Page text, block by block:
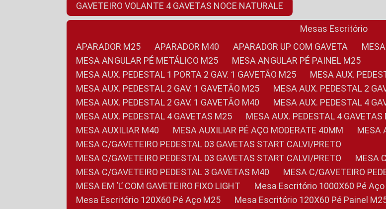
GAVETEIRO VOLANTE 4 GAVETAS NOCE NATURALE
Mesas Escritório
APARADOR M25
APARADOR M40 APARADOR UP COM GAVETA
MESA ANGULAR PÉ METÁLICO M25
MESA ANGULAR PÉ PAINEL M25
MESA AUX. PEDESTAL 1 PORTA 2 GAV. 1 GAVETÃO M25
MESA AUX.
MESA AUX. PEDESTAL 2 GAV. 1 GAVETÃO M25
MESA AUX. PEDESTAL 2
MESA AUX. PEDESTAL 2 GAV. 1 GAVETÃO M40
MESA AUX. PEDESTAL 4
MESA AUX. PEDESTAL 4 GAVETAS M25
MESA AUX. PEDESTAL 4
MESA AUXILIAR M40
MESA AUXILIAR PÉ AÇO MODERATE 40MM
MESA C/GAVETEIRO PEDESTAL 03 GAVETAS START CALVI/PRETO
MESA C/GAVETEIRO PEDESTAL 03 GAVETAS START CALVI/PRETO
MESA C/GAVETEIRO PEDESTAL 3 GAVETAS M40
MESA C/GAVETEIRO
MESA EM ‘L’ COM GAVETEIRO FIXO LIGHT
Mesa Escritório 1000X60 Pé
Mesa Escritório 120X60 Pé Aço M25
Mesa Escritório 120X60 Pé Painel